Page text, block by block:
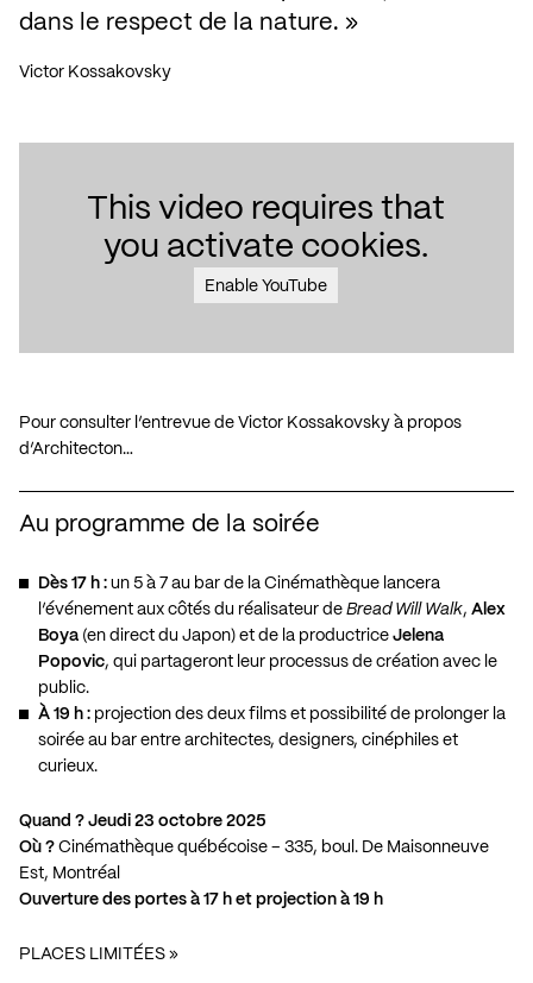
dans le respect de la nature.
Victor Kossakovsky
This video requires that
you activate cookies.
Enable YouTube
Pour consulter l’entrevue de Victor Kossakovsky à propos
d’Architecton…
Au programme de la soirée
Dès 17 h : un 5 à 7 au bar de la Cinémathèque lancera
l’événement aux côtés du réalisateur de Bread Will Walk, Alex
Boya (en direct du Japon) et de la productrice Jelena
Popovic, qui partageront leur processus de création avec le
public.
À 19 h : projection des deux films et possibilité de prolonger la
soirée au bar entre architectes, designers, cinéphiles et
curieux.
Quand ? Jeudi 23 octobre 2025
Où ? Cinémathèque québécoise – 335, boul. De Maisonneuve
Est, Montréal
Ouverture des portes à 17 h et projection à 19 h
PLACES LIMITÉES »